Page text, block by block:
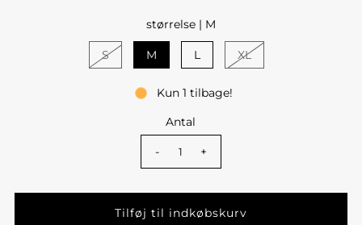
størrelse | M
S M L XL
Kun 1 tilbage!
Antal
- +